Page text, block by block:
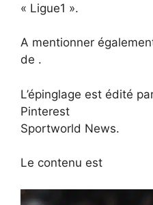
« Ligue1 ».
A mentionner
de .
L’épinglage est édité
Pinterest
Sportworld News.
Le contenu est